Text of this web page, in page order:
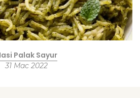
Nasi Palak Sayur
31 Mac 2022